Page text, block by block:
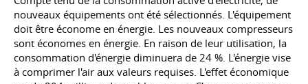
nouveaux équipements ont été sélectionnés. L'équipement
doit être économe en énergie. Les nouveaux compresseurs
sont économes en énergie. En raison de leur utilisation, la
consommation d'énergie diminuera de 24 %. L'énergie vise
à comprimer l'air aux valeurs requises. L'effet économique